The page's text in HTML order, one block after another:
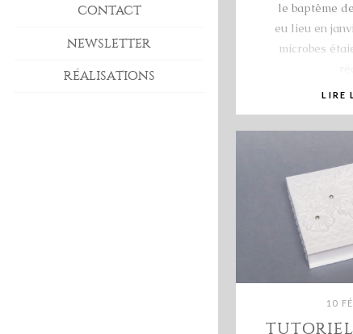
CONTACT
NEWSLETTER
RÉALISATIONS
le baptême
eu lieu en
microbes
LIRE
10